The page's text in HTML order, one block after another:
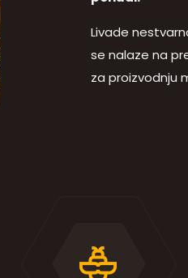
Livade
se nalaze na
za proizvodnju